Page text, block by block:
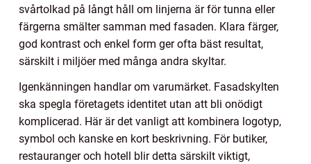
svårtolkad på långt håll om linjerna är för tunna eller
färgerna smälter samman med fasaden. Klara färger,
god kontrast och enkel form ger ofta bäst resultat,
särskilt i miljöer med många andra skyltar.
Igenkänningen handlar om varumärket. Fasadskylten
ska spegla företagets identitet utan att bli onödigt
komplicerad. Här är det vanligt att kombinera logotyp,
symbol och kanske en kort beskrivning. För butiker,
restauranger och hotell blir detta särskilt viktigt,